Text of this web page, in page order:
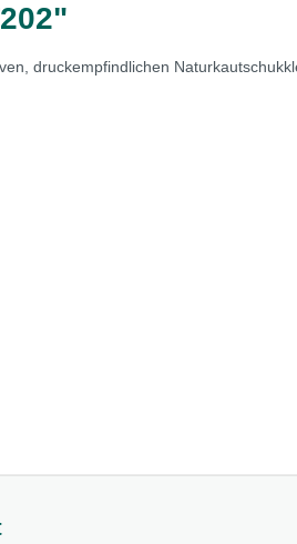
druckempfindlichen